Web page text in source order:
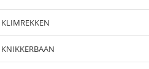
KLIMREKKEN
KNIKKERBAAN